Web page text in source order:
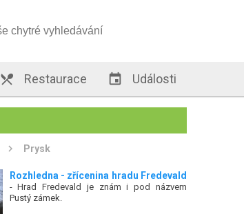
 Restaurace  Události
Prysk
Rozhledna - zřícenina hradu Fredevald
- Hrad Fredevald je znám i pod názvem
Pustý zámek.